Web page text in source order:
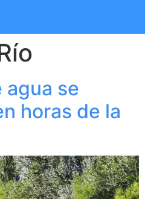
agua se
horas de la